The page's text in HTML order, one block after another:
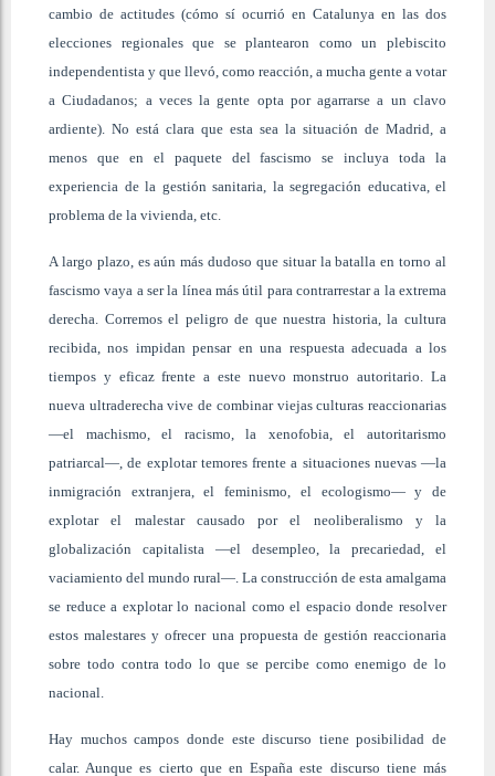
cambio de actitudes (cómo sí ocurrió en Catalunya en las dos
elecciones regionales que se plantearon como un plebiscito
independentista y que llevó, como reacción, a mucha gente a votar
a Ciudadanos; a veces la gente opta por agarrarse a un clavo
ardiente). No está clara que esta sea la situación de Madrid, a
menos que en el paquete del fascismo se incluya toda la
experiencia de la gestión sanitaria, la segregación educativa, el
problema de la vivienda, etc.
A largo plazo, es aún más dudoso que situar la batalla en torno al
fascismo vaya a ser la línea más útil para contrarrestar a la extrema
derecha. Corremos el peligro de que nuestra historia, la cultura
recibida, nos impidan pensar en una respuesta adecuada a los
tiempos y eficaz frente a este nuevo monstruo autoritario. La
nueva ultraderecha vive de combinar viejas culturas reaccionarias
—el machismo, el racismo, la xenofobia, el autoritarismo
patriarcal—, de explotar temores frente a situaciones nuevas —la
inmigración extranjera, el feminismo, el ecologismo— y de
explotar el malestar causado por el neoliberalismo y la
globalización capitalista —el desempleo, la precariedad, el
vaciamiento del mundo rural—. La construcción de esta amalgama
se reduce a explotar lo nacional como el espacio donde resolver
estos malestares y ofrecer una propuesta de gestión reaccionaria
sobre todo contra todo lo que se percibe como enemigo de lo
nacional.
Hay muchos campos donde este discurso tiene posibilidad de
calar. Aunque es cierto que en España este discurso tiene más